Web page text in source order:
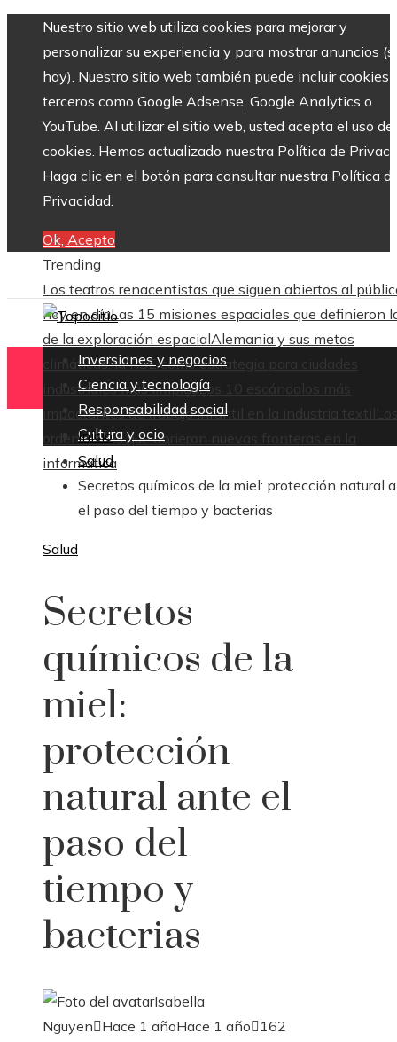
Nuestro sitio web utiliza cookies para mejorar y
personalizar su experiencia y para mostrar anuncios
hay). Nuestro sitio web también puede incluir cookies
terceros como Google Adsense, Google Analytics o
YouTube. Al utilizar el sitio web, usted acepta el uso de
cookies. Hemos actualizado nuestra Política de
Haga clic en el botón para consultar nuestra Política
Privacidad.
Ok, Acepto
Trending
Los teatros renacentistas que siguen abiertos al
hoy en díaLas 15 misiones espaciales que definieron
de la exploración espacialAlemania y sus metas
climáticas: la RSE como estrategia para ciudades
industriales más limpiasLos 10 escándalos más
impactantes de trabajo infantil en la industria textil
ordenadores que abrieron nuevas fronteras en la
informática
Inversiones y negocios
Ciencia y tecnología
Responsabilidad social
Cultura y ocio
Inicio
Salud
Secretos químicos de la miel: protección natural
el paso del tiempo y bacterias
Salud
Secretos
químicos de la
miel:
protección
natural ante el
paso del
tiempo y
bacterias
Isabella
Nguyen Hace 1 añoHace 1 año 162